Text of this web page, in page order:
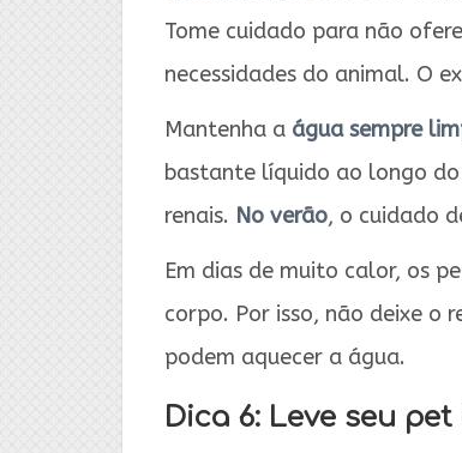
Tome cuidado para não
necessidades do animal. O
Mantenha a água sempre
bastante líquido ao longo
renais. No verão, o cuidado
Em dias de muito calor, os
corpo. Por isso, não deixe o
podem aquecer a água.
Dica 6: Leve seu